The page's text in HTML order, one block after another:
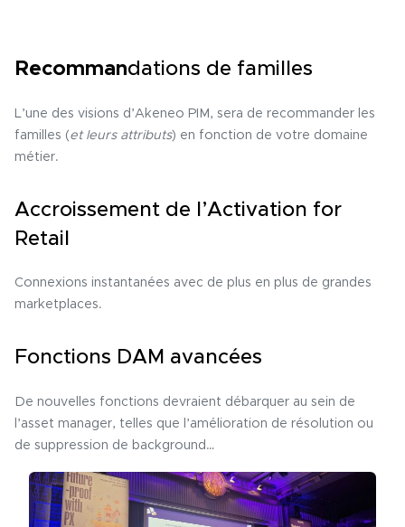
Recommandations de familles
L’une des visions d’Akeneo PIM, sera de recommander les
familles (et leurs attributs) en fonction de votre domaine
métier.
Accroissement de l’Activation for
Retail
Connexions instantanées avec de plus en plus de grandes
marketplaces.
Fonctions DAM avancées
De nouvelles fonctions devraient débarquer au sein de
l’asset manager, telles que l’amélioration de résolution ou
de suppression de background…